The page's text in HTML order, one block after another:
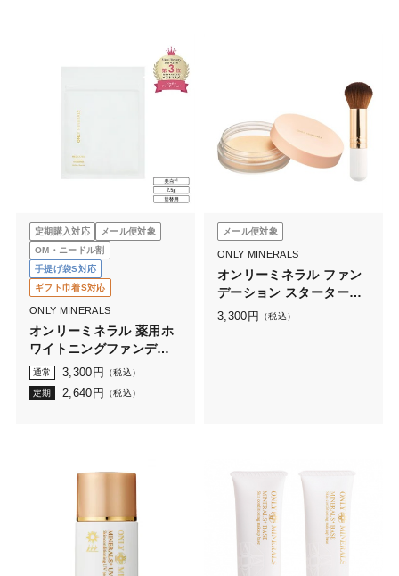
定期購入対応
メール便対象
OM・ニードル割
手提げ袋S対応
ギフト巾着S対応
ONLY MINERALS
オンリーミネラル 薬用ホ
ワイトニングファンデー
ション 〈詰替用〉
2.5g（ケースなし）
通常 3,300 円 （税込）
定期 2,640 円 （税込）
メール便対象
ONLY MINERALS
オンリーミネラル ファン
デーション スターターセ
ット
3,300 円 （税込）